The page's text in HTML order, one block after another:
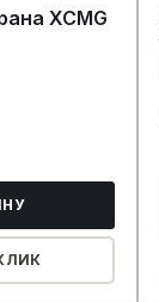
XCMG